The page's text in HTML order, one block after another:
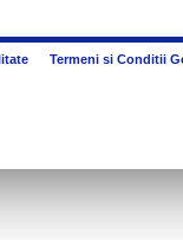
Termeni si Conditii